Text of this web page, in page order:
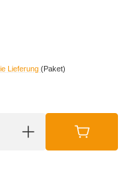
Lieferung (Paket)